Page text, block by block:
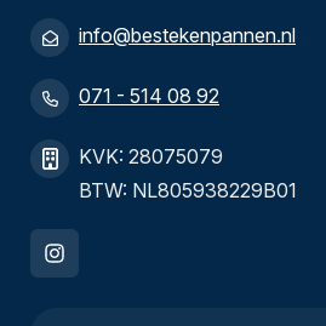
info@bestekenpannen.nl
071 - 514 08 92
KVK: 28075079
BTW: NL805938229B01